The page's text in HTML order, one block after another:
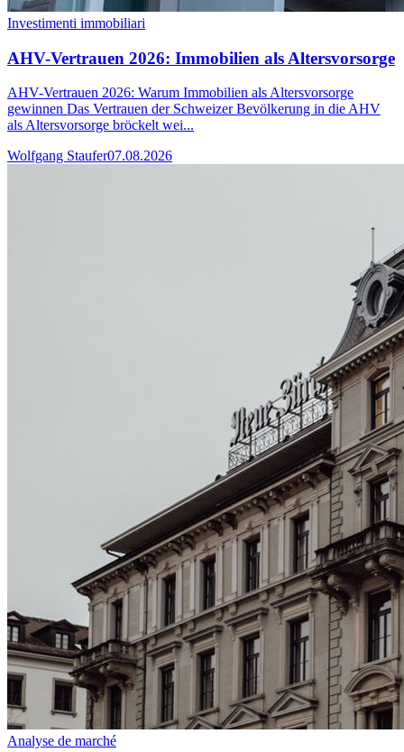
Investimenti immobiliari
AHV-Vertrauen 2026: Immobilien als Altersvorsorge
AHV-Vertrauen 2026: Warum Immobilien als Altersvorsorge
gewinnen Das Vertrauen der Schweizer Bevölkerung in die AHV
als Altersvorsorge bröckelt wei...
Wolfgang Staufer07.08.2026
Analyse de marché